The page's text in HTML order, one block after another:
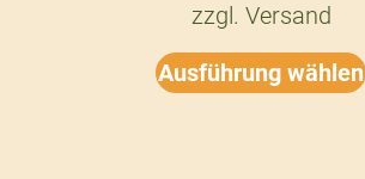
zzgl. Versand
Ausführung wählen